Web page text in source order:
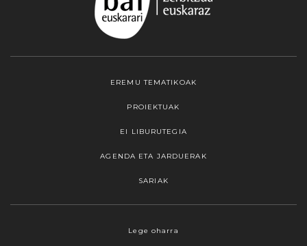
EREMU TEMATIKOAK
PROIEKTUAK
EI LIBURUTEGIA
AGENDA ETA JARDUERAK
SARIAK
Lege oharra
Webgune honek cookieak erabiltzen ditu,